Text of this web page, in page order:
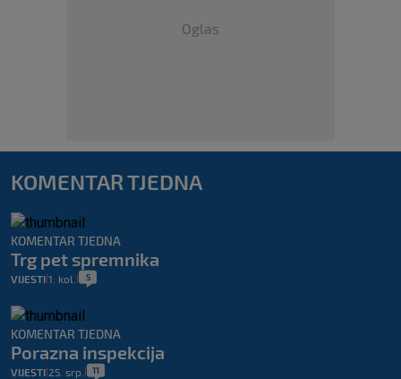
Oglas
KOMENTAR TJEDNA
KOMENTAR TJEDNA
Trg pet spremnika
VIJESTI 1. kol. 5
KOMENTAR TJEDNA
Porazna inspekcija
VIJESTI 25. srp. 11